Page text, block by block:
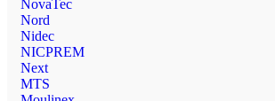
NovaTec
Nord
Nidec
NICPREM
Next
MTS